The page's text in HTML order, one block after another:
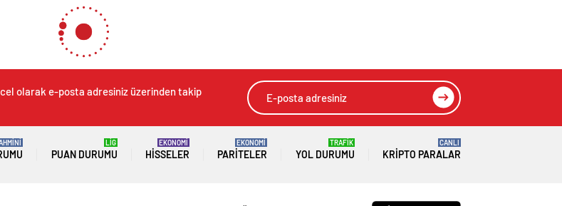
olarak e-posta adresiniz üzerinden takip
PUAN DURUMU
LİG
HISSELER
EKONOMİ
PARITELER
EKONOMİ
YOL DURUMU
TRAFİK
KRIPTO PARALAR
CANLI